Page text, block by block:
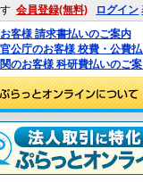
会員登録(無料) ログイン
客様 請求書払いのご案内
公庁のお客様 校費・公費
のお客様 科研費払いのご